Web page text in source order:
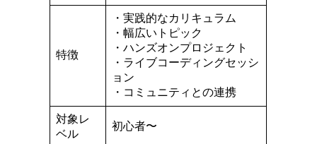
特徴
・実践的なカリキュラム
・幅広いトピック
・ハンズオンプロジェクト
・ライブコーディングセッシ
ョン
・コミュニティとの連携
対象レ
ベル
初心者〜